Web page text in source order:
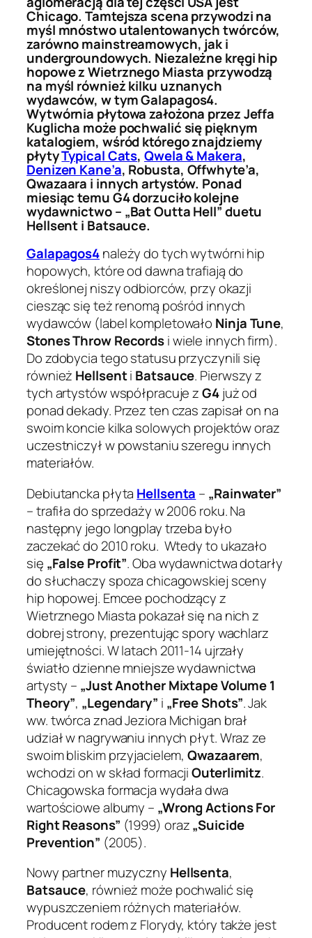
Chicago. Tamtejsza scena przywodzi na
myśl mnóstwo utalentowanych twórców,
zarówno mainstreamowych, jak i
undergroundowych. Niezależne kręgi hip
hopowe z Wietrznego Miasta przywodzą
na myśl również kilku uznanych
wydawców, w tym Galapagos4.
Wytwórnia płytowa założona przez Jeffa
Kuglicha może pochwalić się pięknym
katalogiem, wśród którego znajdziemy
płytyTypical Cats,Qwela & Makera,
Denizen Kane’a, Robusta, Offwhyte’a,
Qwazaara i innych artystów. Ponad
miesiąc temu G4 dorzuciło kolejne
wydawnictwo – „Bat Outta Hell” duetu
Hellsent i Batsauce.
Galapagos4należy do tych wytwórni hip
hopowych, które od dawna trafiają do
określonej niszy odbiorców, przy okazji
ciesząc się też renomą pośród innych
wydawców (label kompletowało Ninja Tune,
Stones Throw Recordsi wiele innych firm).
Do zdobycia tego statusu przyczynili się
również Hellsenti Batsauce. Pierwszy z
tych artystów współpracuje zG4już od
ponad dekady. Przez ten czas zapisał on na
swoim koncie kilka solowych projektów oraz
uczestniczył w powstaniu szeregu innych
materiałów.
Debiutancka płyta Hellsenta – „Rainwater”
– trafiła do sprzedaży w 2006 roku. Na
następny jego longplay trzeba było
zaczekać do 2010 roku. Wtedy to ukazało
się „False Profit”. Oba wydawnictwa dotarły
do słuchaczy spoza chicagowskiej sceny
hip hopowej. Emcee pochodzący z
Wietrznego Miasta pokazał się na nich z
dobrej strony, prezentując spory wachlarz
umiejętności. W latach 2011-14 ujrzały
światło dzienne mniejsze wydawnictwa
artysty – „Just Another Mixtape Volume 1
Theory”, „Legendary” i „Free Shots”. Jak
ww. twórca znad Jeziora Michigan brał
udział w nagrywaniu innych płyt. Wraz ze
swoim bliskim przyjacielem,Qwazaarem,
wchodzi on w skład formacjiOuterlimitz.
Chicagowska formacja wydała dwa
wartościowe albumy – „Wrong Actions For
Right Reasons” (1999) oraz„Suicide
Prevention” (2005).
Nowy partner muzyczny Hellsenta,
Batsauce, również może pochwalić się
wypuszczeniem różnych materiałów.
Producent rodem z Florydy, który także jest